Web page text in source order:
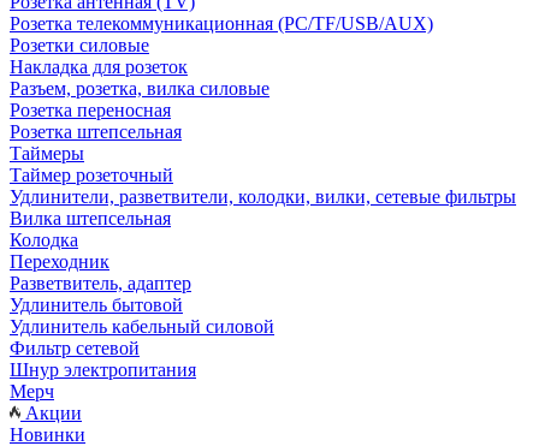
Розетка телекоммуникационная (PC/TF/USB/AUX)
Розетки силовые
Накладка для розеток
Разъем, розетка, вилка силовые
Розетка переносная
Розетка штепсельная
Таймеры
Таймер розеточный
Удлинители, разветвители, колодки, вилки, сетевые фильтры
Вилка штепсельная
Колодка
Переходник
Разветвитель, адаптер
Удлинитель бытовой
Удлинитель кабельный силовой
Фильтр сетевой
Шнур электропитания
Мерч
Акции
Новинки